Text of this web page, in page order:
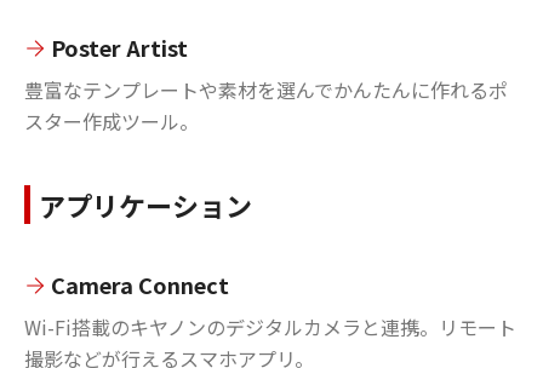
Poster Artist
豊富なテンプレートや素材を選んでかんたんに作れるポ
スター作成ツール。
アプリケーション
Camera Connect
Wi-Fi搭載のキヤノンのデジタルカメラと連携。リモート
撮影などが行えるスマホアプリ。